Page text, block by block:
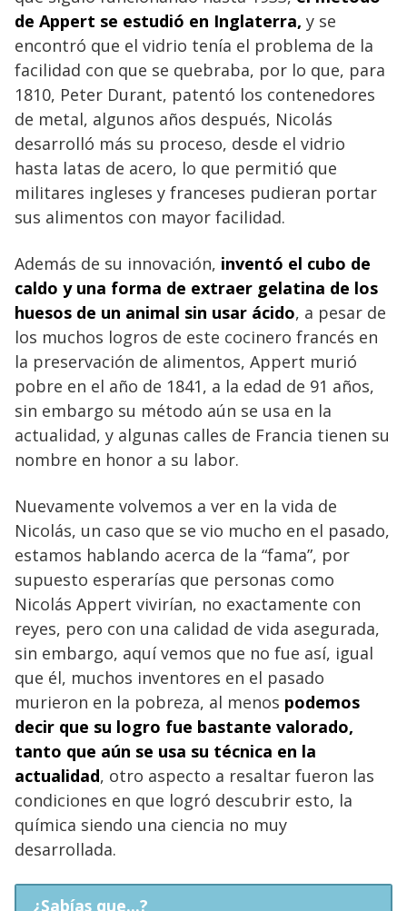
de Appert se estudió en Inglaterra, y se
encontró que el vidrio tenía el problema de la
facilidad con que se quebraba, por lo que, para
1810, Peter Durant, patentó los contenedores
de metal, algunos años después, Nicolás
desarrolló más su proceso, desde el vidrio
hasta latas de acero, lo que permitió que
militares ingleses y franceses pudieran portar
sus alimentos con mayor facilidad.
Además de su innovación, inventó el cubo de
caldo y una forma de extraer gelatina de los
huesos de un animal sin usar ácido, a pesar de
los muchos logros de este cocinero francés en
la preservación de alimentos, Appert murió
pobre en el año de 1841, a la edad de 91 años,
sin embargo su método aún se usa en la
actualidad, y algunas calles de Francia tienen su
nombre en honor a su labor.
Nuevamente volvemos a ver en la vida de
Nicolás, un caso que se vio mucho en el pasado,
estamos hablando acerca de la “fama”, por
supuesto esperarías que personas como
Nicolás Appert vivirían, no exactamente con
reyes, pero con una calidad de vida asegurada,
sin embargo, aquí vemos que no fue así, igual
que él, muchos inventores en el pasado
murieron en la pobreza, al menos podemos
decir que su logro fue bastante valorado,
tanto que aún se usa su técnica en la
actualidad, otro aspecto a resaltar fueron las
condiciones en que logró descubrir esto, la
química siendo una ciencia no muy
desarrollada.
¿Sabías que...?